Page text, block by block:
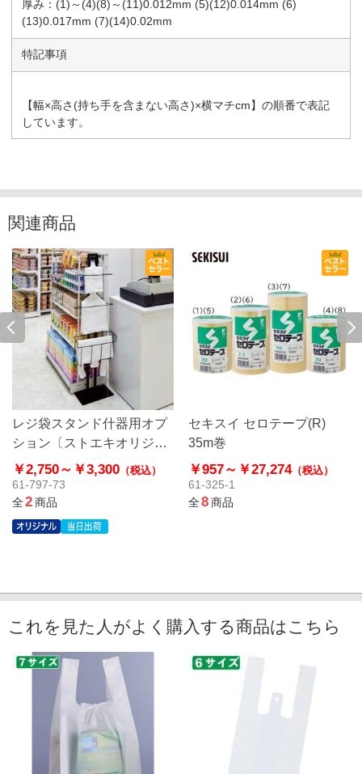
厚み：(1)～(4)(8)～(11)0.012mm (5)(12)0.014mm (6)
(13)0.017mm (7)(14)0.02mm
特記事項
【幅×高さ(持ち手を含まない高さ)×横マチcm】の順番で表記
しています。
関連商品
レジ袋スタンド什器用オプ
ション〔ストエキオリジナ
ル〕
￥2,750～ ￥3,300 （税込）
61-797-73
全2商品
セキスイ セロテープ(R)
35m巻
￥957～ ￥27,274（税込）
61-325-1
全8商品
これを見た人がよく購入する商品はこちら